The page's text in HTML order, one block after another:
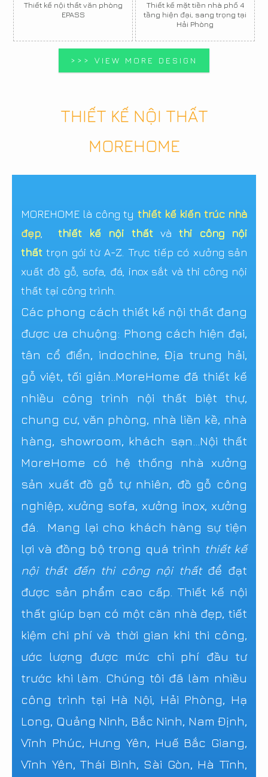
Thiết kế nội thất văn phòng
EPASS
Thiết kế mặt tiền nhà phố 4
tầng hiện đại, sang trọng tại
Hải Phòng
>>> VIEW MORE DESIGN
THIẾT KẾ NỘI THẤT
MOREHOME
MOREHOME là công ty thiết kế kiến trúc nhà
đẹp
thiết kế nội thấtvàthi công nội
thất trọn gói từ A-Z. Trực tiếp có xưởng sản
xuất đồ gỗ, sofa, đá, inox sắt và thi công nội
thất tại công trình.
Các phong cách thiết kế nội thất đang
được ưa chuộng: Phong cách hiện đại,
tân cổ điển, indochine, Địa trung hải,
gỗ việt, tối giản..MoreHome đã thiết kế
nhiều công trình nội thất biệt thự,
chung cư, văn phòng, nhà liền kề, nhà
hàng, showroom, khách sạn...Nội thất
MoreHome có hệ thống nhà xưởng
sản xuất đồ gỗ tự nhiên, đồ gỗ công
nghiệp, xưởng sofa, xưởng inox, xưởng
đá. Mang lại cho khách hàng sự tiện
lợi và đồng bộ trong quá trình thiết kế
nội thất đến thi công nội thấtđể đạt
được sản phẩm cao cấp. Thiết kế nội
thất giúp bạn có một căn nhà đẹp, tiết
kiệm chi phí và thời gian khi thi công,
ước lượng được mức chi phí đầu tư
trước khi làm. Chúng tôi đã làm nhiều
công trình tại Hà Nội, Hải Phòng, Hạ
Long, Quảng Ninh, Bắc Ninh, Nam Định,
Vĩnh Phúc, Hưng Yên, Huế Bắc Giang,
Vĩnh Yên, Thái Bình, Sài Gòn, Hà Tĩnh,